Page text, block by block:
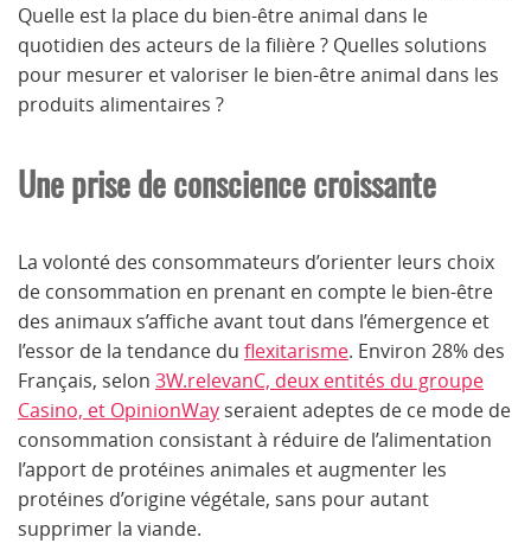
Quelle est la place du bien-être animal dans le
quotidien des acteurs de la filière ? Quelles solutions
pour mesurer et valoriser le bien-être animal dans les
produits alimentaires ?
Une prise de conscience croissante
La volonté des consommateurs d’orienter leurs choix
de consommation en prenant en compte le bien-être
des animaux s’affiche avant tout dans l’émergence et
l’essor de la tendance du flexitarisme. Environ 28% des
Français, selon 3W.relevanC, deux entités du groupe
Casino, et OpinionWay seraient adeptes de ce mode de
consommation consistant à réduire de l’alimentation
l’apport de protéines animales et augmenter les
protéines d’origine végétale, sans pour autant
supprimer la viande.